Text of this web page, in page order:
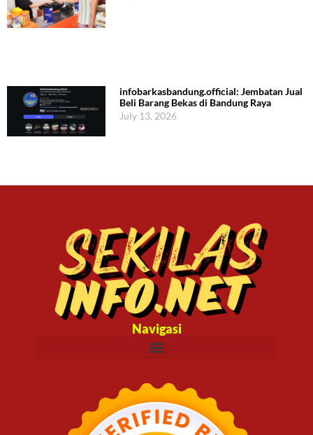
infobarkasbandung.official: Jembatan Jual
Beli Barang Bekas di Bandung Raya
July 13, 2026
Navigasi